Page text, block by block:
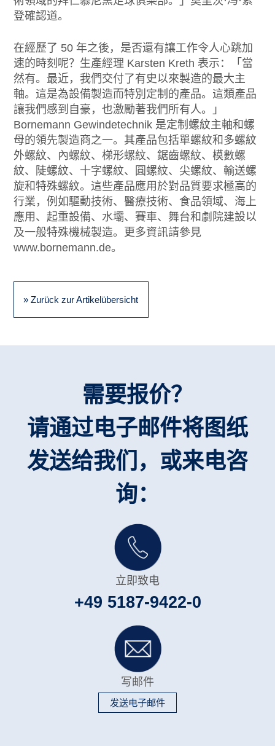
登確認道。
在經歷了 50 年之後，是否還有讓工作令人心跳加
速的時刻呢？生產經理 Karsten Kreth 表示：「當
然有。最近，我們交付了有史以來製造的最大主
軸。這是為設備製造而特別定制的產品。這類產品
讓我們感到自豪，也激勵著我們所有人。」
Bornemann Gewindetechnik 是定制螺紋主軸和螺
母的領先製造商之一。其產品包括單螺紋和多螺紋
外螺紋、內螺紋、梯形螺紋、鋸齒螺紋、模數螺
紋、陡螺紋、十字螺紋、圓螺紋、尖螺紋、輸送螺
旋和特殊螺紋。這些產品應用於對品質要求極高的
行業，例如驅動技術、醫療技術、食品領域、海上
應用、起重設備、水壩、賽車、舞台和劇院建設以
及一般特殊機械製造。更多資訊請參見
www.bornemann.de。
» Zurück zur Artikelübersicht
需要报价？
请通过电子邮件将图纸
发送给我们，或来电咨
询：
立即致电
+49 5187-9422-0
写邮件
发送电子邮件